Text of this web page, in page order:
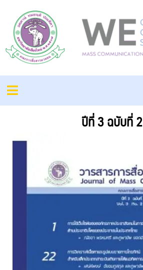
ปีที่ 3 ฉบับที่ 2